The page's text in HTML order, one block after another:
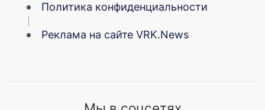
Политика конфиденциальности
Реклама на сайте VRK.News